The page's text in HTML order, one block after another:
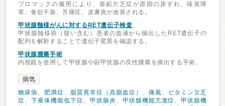
プロマックの服用により、亜鉛欠乏症が原因の床ずれ、味覚障
害、食欲不振、舌痛症、皮膚炎が改善される。
甲状腺髄様がんに対するRET遺伝子検査
甲状腺髄様癌（疑い含む）患者の血液から抽出したRET遺伝子の
配列を解析することで遺伝子変異を確認する。
甲状腺腫瘍手術
内視鏡を使用して甲状腺や副甲状腺の良性腫瘍を摘出する手術。
病気
糖尿病、 肥満症、 脂質異常症（高脂血症） 、 痛風、
ビタミン欠乏
症、 下垂体機能低下症、 甲状腺炎 、 甲状腺機能亢進症、甲状腺機